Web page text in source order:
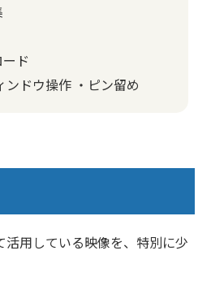
ド
ドウ操作 ・ピン留め
用している映像を、特別に少